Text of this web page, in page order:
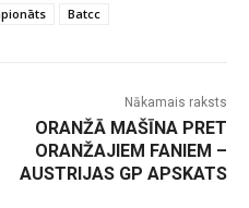
Batcc
Nākamais raksts
ORANŽĀ MAŠĪNA PRET
ORANŽAJIEM FANIEM –
AUSTRIJAS GP APSKATS